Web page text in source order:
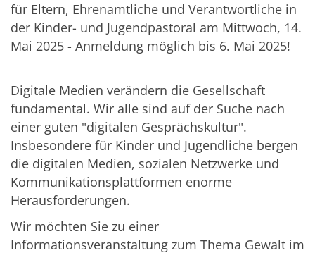
für Eltern, Ehrenamtliche und Verantwortliche in
der Kinder- und Jugendpastoral am Mittwoch, 14.
Mai 2025 - Anmeldung möglich bis 6. Mai 2025!
Digitale Medien verändern die Gesellschaft
fundamental. Wir alle sind auf der Suche nach
einer guten "digitalen Gesprächskultur".
Insbesondere für Kinder und Jugendliche bergen
die digitalen Medien, sozialen Netzwerke und
Kommunikationsplattformen enorme
Herausforderungen.
Wir möchten Sie zu einer
Informationsveranstaltung zum Thema Gewalt im